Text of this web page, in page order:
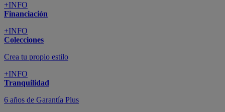
+INFO
Financiación
+INFO
Colecciones
Crea tu propio estilo
+INFO
Tranquilidad
6 años de Garantía Plus